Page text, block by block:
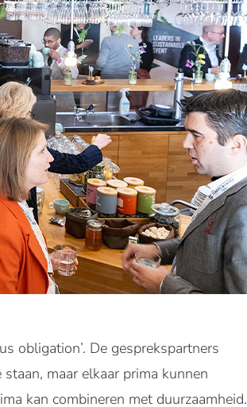
obligation’. De gesprekspartners
maar elkaar prima kunnen
kan combineren met duurzaamheid.